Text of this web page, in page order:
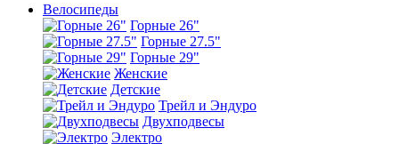
Велосипеды
Горные 26"
Горные 27.5"
Горные 29"
Женские
Детские
Трейл и Эндуро
Двухподвесы
Электро